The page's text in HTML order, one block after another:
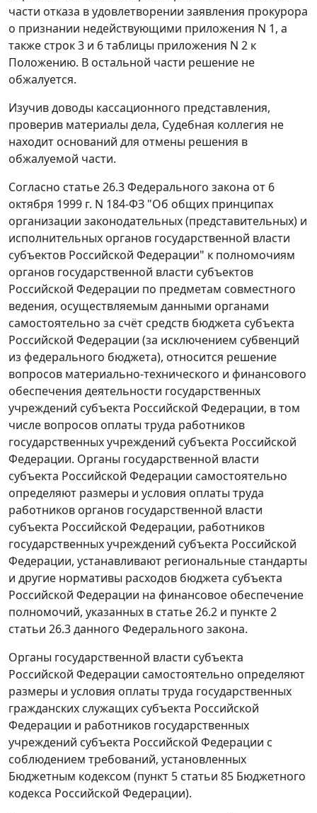
части отказа в удовлетворении заявления прокурора
о признании недействующими приложения N 1, а
также строк 3 и 6таблицы приложения N 2 к
Положению. В остальной части решение не
обжалуется.
Изучив доводы кассационного представления,
проверив материалы дела, Судебная коллегия не
находит оснований для отмены решения в
обжалуемой части.
Согласно статье 26.3Федерального закона от 6
октября 1999 г. N 184-ФЗ "Об общих принципах
организации законодательных (представительных) и
исполнительных органов государственной власти
субъектов Российской Федерации" к полномочиям
органов государственной власти субъектов
Российской Федерации по предметам совместного
ведения, осуществляемым данными органами
самостоятельно за счёт средств бюджета субъекта
Российской Федерации (за исключением субвенций
из федерального бюджета), относится решение
вопросов материально-технического и финансового
обеспечения деятельности государственных
учреждений субъекта Российской Федерации, в том
числе вопросов оплаты труда работников
государственных учреждений субъекта Российской
Федерации. Органы государственной власти
субъекта Российской Федерации самостоятельно
определяют размеры и условия оплаты труда
работников органов государственной власти
субъекта Российской Федерации, работников
государственных учреждений субъекта Российской
Федерации, устанавливают региональные стандарты
и другие нормативы расходов бюджета субъекта
Российской Федерации на финансовое обеспечение
полномочий, указанных в статье 26.2 и пункте 2
статьи 26.3данного Федерального закона.
Органы государственной власти субъекта
Российской Федерации самостоятельно определяют
размеры и условия оплаты труда государственных
гражданских служащих субъекта Российской
Федерации и работников государственных
учреждений субъекта Российской Федерации с
соблюдением требований, установленных
Бюджетным кодексом (пункт 5 статьи 85 Бюджетного
кодекса Российской Федерации).